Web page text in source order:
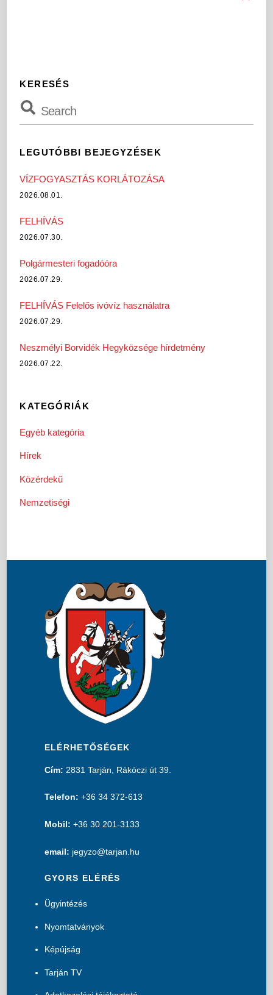
KERESÉS
LEGUTÓBBI BEJEGYZÉSEK
VÍZFOGYASZTÁS KORLÁTOZÁSA
2026.08.01.
FELHÍVÁS
2026.07.30.
Polgármesteri fogadóóra
2026.07.29.
FELHÍVÁS Felelős ivóvíz használatra
2026.07.29.
Neszmélyi Borvidék Hegyközsége hírdetmény
2026.07.22.
KATEGÓRIÁK
Egyéb kategória
Hírek
Közérdekű
Nemzetiségi
ELÉRHETŐSÉGEK
Cím: 2831 Tarján, Rákóczi út 39.
Telefon: +36 34 372-613
Mobil: +36 30 201-3133
email: jegyzo@tarjan.hu
GYORS ELÉRÉS
Ügyintézés
Nyomtatványok
Képújság
Tarján TV